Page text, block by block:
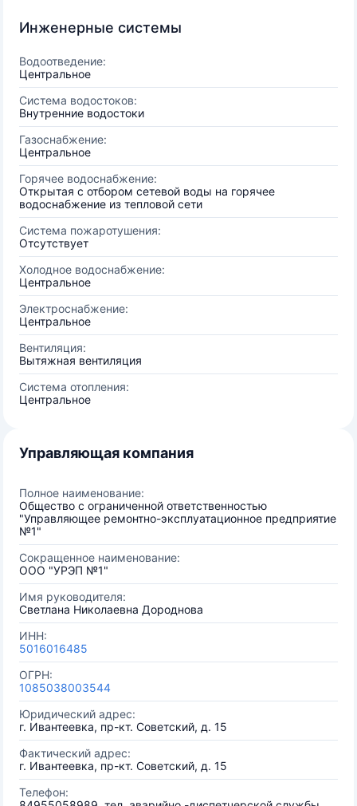
Инженерные системы
Водоотведение:
Центральное
Система водостоков:
Внутренние водостоки
Газоснабжение:
Центральное
Горячее водоснабжение:
Открытая с отбором сетевой воды на горячее
водоснабжение из тепловой сети
Система пожаротушения:
Отсутствует
Холодное водоснабжение:
Центральное
Электроснабжение:
Центральное
Вентиляция:
Вытяжная вентиляция
Система отопления:
Центральное
Управляющая компания
Полное наименование:
Общество с ограниченной ответственностью
"Управляющее ремонтно-эксплуатационное предприятие
№1"
Сокращенное наименование:
ООО "УРЭП №1"
Имя руководителя:
Светлана Николаевна Дороднова
ИНН:
5016016485
ОГРН:
1085038003544
Юридический адрес:
г. Ивантеевка, пр-кт. Советский, д. 15
Фактический адрес:
г. Ивантеевка, пр-кт. Советский, д. 15
Телефон: